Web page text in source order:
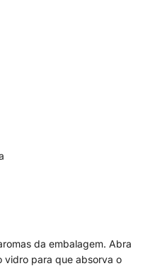
da embalagem. Abra
vidro para que absorva o